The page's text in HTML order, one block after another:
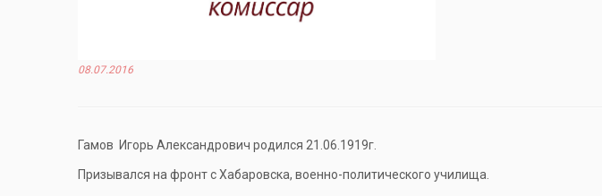
08.07.2016
Гамов Игорь Александрович родился 21.06.1919г.
Призывался на фронт с Хабаровска, военно-политического училища.